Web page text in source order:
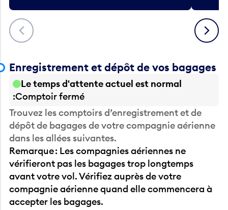
Précédent Suivant
Enregistrement et dépôt de vos bagages
Le temps d'attente actuel est normal
Comptoir fermé
Trouvez les comptoirs d’enregistrement et de
dépôt de bagages de votre compagnie aérienne
dans les allées suivantes.
Remarque : Les compagnies aériennes ne
vérifieront pas les bagages trop longtemps
avant votre vol. Vérifiez auprès de votre
compagnie aérienne quand elle commencera à
accepter les bagages.